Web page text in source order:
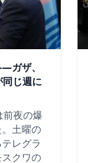
ガザ、
じ週に
夜の爆
土曜の
レグラ
クワの